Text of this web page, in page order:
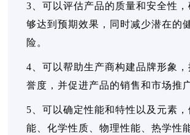
3、可以评估产品的质量和安全性
够达到预期效果，同时减少潜在的
险。
4、可以帮助生产商构建品牌形象
誉度，并促进产品的销售和市场推
5、可以确定性能和特性以及元素
能、化学性质、物理性能、热学性